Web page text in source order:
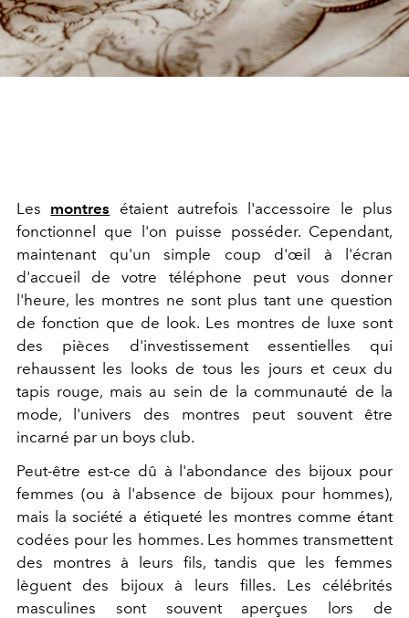
Les montres étaient autrefois l'accessoire le plus
fonctionnel que l'on puisse posséder. Cependant,
maintenant qu'un simple coup d'œil à l'écran
d'accueil de votre téléphone peut vous donner
l'heure, les montres ne sont plus tant une question
de fonction que de look. Les montres de luxe sont
des pièces d'investissement essentielles qui
rehaussent les looks de tous les jours et ceux du
tapis rouge, mais au sein de la communauté de la
mode, l'univers des montres peut souvent être
incarné par un boys club.
Peut-être est-ce dû à l'abondance des bijoux pour
femmes (ou à l'absence de bijoux pour hommes),
mais la société a étiqueté les montres comme étant
codées pour les hommes. Les hommes transmettent
des montres à leurs fils, tandis que les femmes
lèguent des bijoux à leurs filles. Les célébrités
masculines sont souvent aperçues lors de